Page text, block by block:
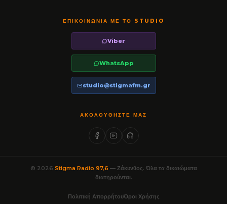
ΕΠΙΚΟΙΝΩΝΊΑ ΜΕ ΤΟ STUDIO
Viber
WhatsApp
studio@stigmafm.gr
ΑΚΟΛΟΥΘΉΣΤΕ ΜΑΣ
© 2026 Stigma Radio 97,6 — Ζάκυνθος. Όλα τα δικαιώματα
διατηρούνται.
Πολιτική ΑπορρήτουΌροι Χρήσης